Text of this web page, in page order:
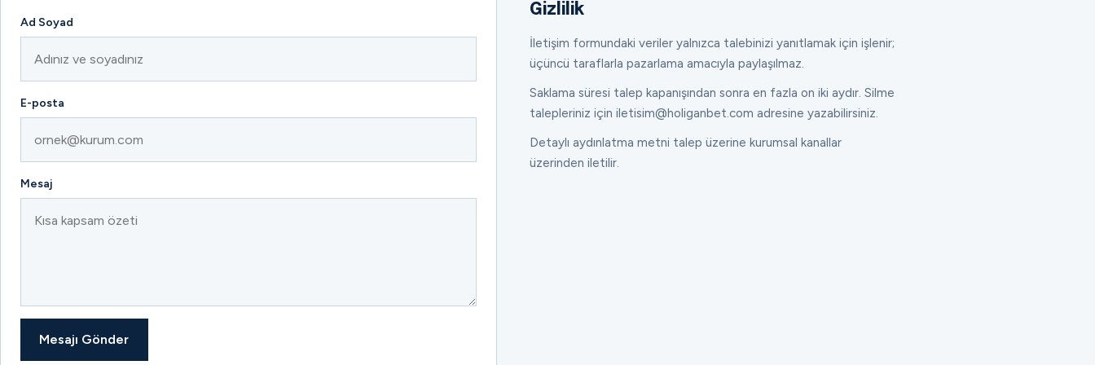
Ad Soyad
E-posta
Mesaj
Mesajı Gönder
Gizlilik
İletişim formundaki veriler yalnızca talebinizi yanıtlamak için işlenir;
üçüncü taraflarla pazarlama amacıyla paylaşılmaz.
Saklama süresi talep kapanışından sonra en fazla on iki aydır. Silme
talepleriniz için iletisim@holiganbet.com adresine yazabilirsiniz.
Detaylı aydınlatma metni talep üzerine kurumsal kanallar
üzerinden iletilir.